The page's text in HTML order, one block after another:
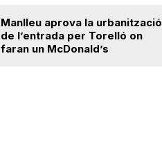
Manlleu aprova la urbanització
de l’entrada per Torelló on
faran un McDonald’s